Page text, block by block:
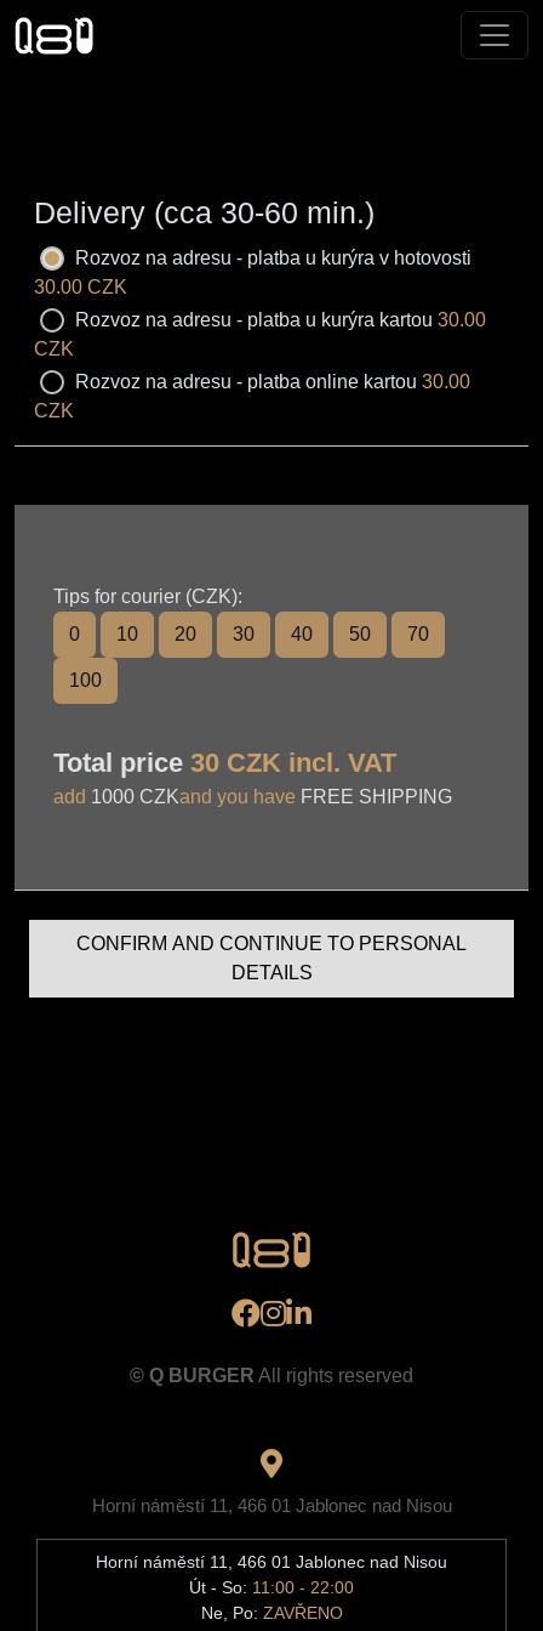
Delivery (cca 30-60 min.)
Rozvoz na adresu - platba u kurýra v hotovosti
30.00 CZK
Rozvoz na adresu - platba u kurýra kartou 30.00
CZK
Rozvoz na adresu - platba online kartou 30.00
CZK
Tips for courier (CZK):
0
10 20 30 40 50 70
100
Total price 30 CZK incl. VAT
add 1000 CZKand you have FREE SHIPPING
CONFIRM AND CONTINUE TO PERSONAL
DETAILS
© Q BURGER All rights reserved
Horní náměstí 11, 466 01 Jablonec nad Nisou
Horní náměstí 11, 466 01 Jablonec nad Nisou
Út - So: 11:00 - 22:00
Ne, Po: ZAVŘENO